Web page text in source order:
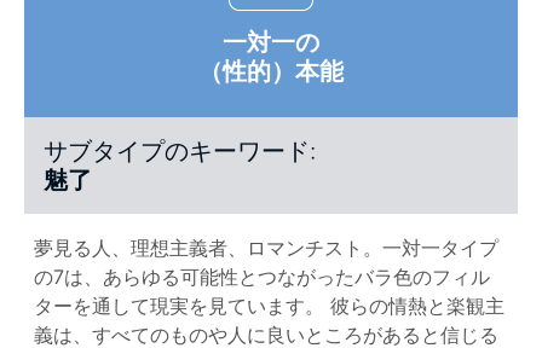
一対一の
（性的）本能
サブタイプのキーワード:
魅了
夢見る人、理想主義者、ロマンチスト。一対一タイプ
の7は、あらゆる可能性とつながったバラ色のフィル
ターを通して現実を見ています。 彼らの情熱と楽観主
義は、すべてのものや人に良いところがあると信じる